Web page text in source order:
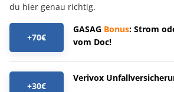
du hier genau richtig.
+70€
GASAG Bonus: Strom
vom Doc!
+30€
Verivox